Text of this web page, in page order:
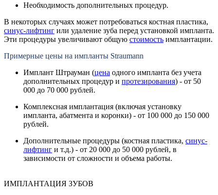
Необходимость дополнительных процедур.
В некоторых случаях может потребоваться костная пластика,
синус-лифтинг или удаление зуба перед установкой импланта.
Эти процедуры увеличивают общую стоимость имплантации.
Примерные цены на импланты Straumann
Имплант Штрауман (цена одного импланта без учета
дополнительных процедур и протезирования) - от 50
000 до 70 000 рублей.
Комплексная имплантация (включая установку
импланта, абатмента и коронки) - от 100 000 до 150 000
рублей.
Дополнительные процедуры (костная пластика, синус-
лифтинг и т.д.) - от 20 000 до 50 000 рублей, в
зависимости от сложности и объема работы.
ИМПЛАНТАЦИЯ ЗУБОВ